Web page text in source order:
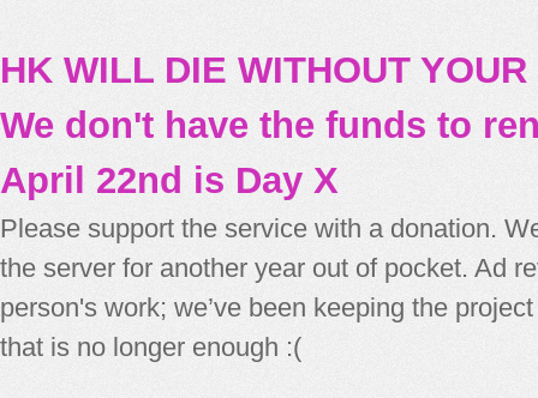
HK WILL DIE WITHOUT
We don't have the funds to
April 22nd is Day X
Please support the service with a donation.
the server for another year out of pocket. Ad
person's work; we’ve been keeping the
that is no longer enough :(